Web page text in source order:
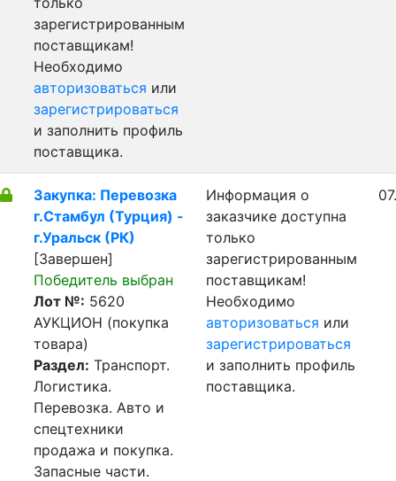
зарегистрированным
поставщикам!
Необходимо
авторизоваться или
зарегистрироваться
и заполнить профиль
поставщика.
Закупка: Перевозка
г.Стамбул (Турция) -
г.Уральск (РК)
[Завершен]
Победитель выбран
Лот №: 5620
АУКЦИОН (покупка
товара)
Раздел: Транспорт.
Логистика.
Перевозка. Авто и
спецтехники
продажа и покупка.
Запасные части.
Информация о
заказчике доступна
только
зарегистрированным
поставщикам!
Необходимо
авторизоваться или
зарегистрироваться
и заполнить профиль
поставщика.